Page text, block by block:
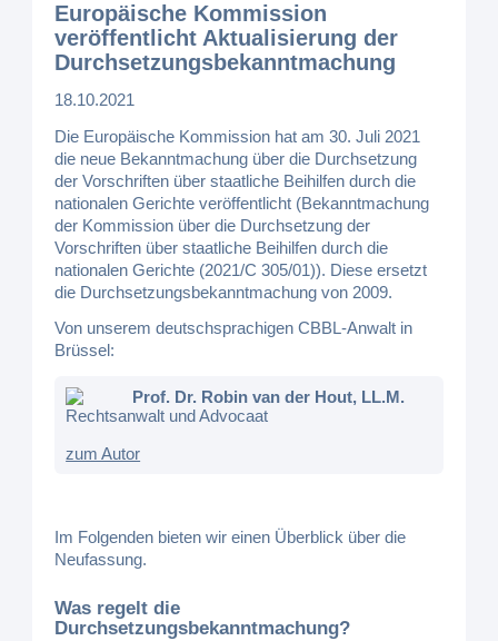
Europäische Kommission
veröffentlicht Aktualisierung der
Durchsetzungsbekanntmachung
18.10.2021
Die Europäische Kommission hat am 30. Juli 2021
die neue Bekanntmachung über die Durchsetzung
der Vorschriften über staatliche Beihilfen durch die
nationalen Gerichte veröffentlicht (Bekanntmachung
der Kommission über die Durchsetzung der
Vorschriften über staatliche Beihilfen durch die
nationalen Gerichte (2021/C 305/01)). Diese ersetzt
die Durchsetzungsbekanntmachung von 2009.
Von unserem deutschsprachigen CBBL-Anwalt in
Brüssel:
Prof. Dr. Robin van der Hout, LL.M.
Rechtsanwalt und Advocaat
zum Autor
Im Folgenden bieten wir einen Überblick über die
Neufassung.
Was regelt die
Durchsetzungsbekanntmachung?